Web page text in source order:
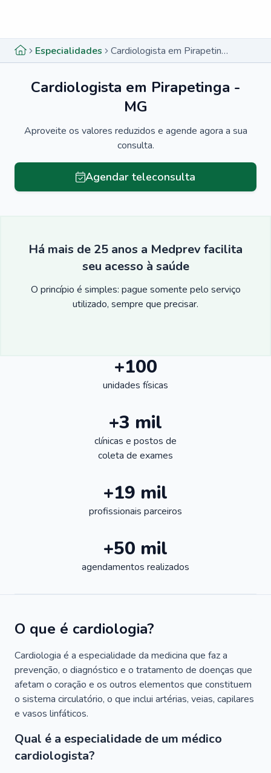
Especialidades Cardiologista em Pirapetinga - MG
Cardiologista em Pirapetinga -
MG
Aproveite os valores reduzidos e agende agora a sua
consulta.
Agendar teleconsulta
Há mais de 25 anos a Medprev facilita
seu acesso à saúde
O princípio é simples: pague somente pelo serviço
utilizado, sempre que precisar.
+100
unidades físicas
+3 mil
clínicas e postos de
coleta de exames
+19 mil
profissionais parceiros
+50 mil
agendamentos realizados
O que é cardiologia?
Cardiologia é a especialidade da medicina que faz a
prevenção, o diagnóstico e o tratamento de doenças que
afetam o coração e os outros elementos que constituem
o sistema circulatório, o que inclui artérias, veias, capilares
e vasos linfáticos.
Qual é a especialidade de um médico
cardiologista?